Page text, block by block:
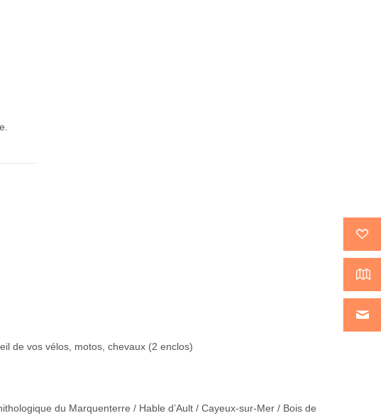
de vos vélos, motos, chevaux (2 enclos)
du Marquenterre / Hable d’Ault / Cayeux-sur-Mer / Bois de